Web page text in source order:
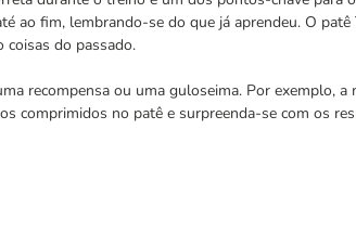
ao fim, lembrando-se do que já aprendeu. O
coisas do passado.
recompensa ou uma guloseima. Por exemplo, a
comprimidos no patê e surpreenda-se com os